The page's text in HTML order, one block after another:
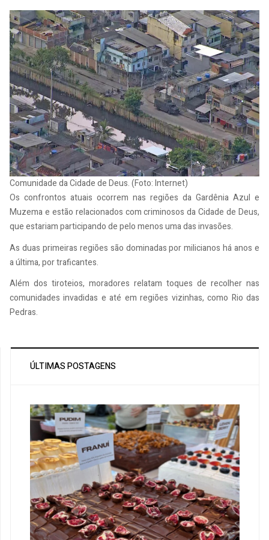
Comunidade da Cidade de Deus. (Foto: Internet)
Os confrontos atuais ocorrem nas regiões da Gardênia Azul e
Muzema e estão relacionados com criminosos da Cidade de Deus,
que estariam participando de pelo menos uma das invasões.
As duas primeiras regiões são dominadas por milicianos há anos e
a última, por traficantes.
Além dos tiroteios, moradores relatam toques de recolher nas
comunidades invadidas e até em regiões vizinhas, como Rio das
Pedras.
ÚLTIMAS POSTAGENS